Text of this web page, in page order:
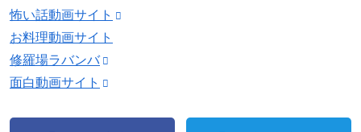
怖い話動画サイト
お料理動画サイト
修羅場ラバンバ
面白動画サイト